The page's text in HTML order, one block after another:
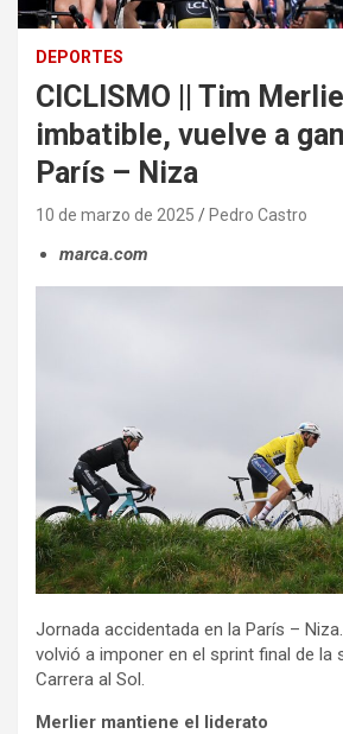
DEPORTES
CICLISMO || Tim
imbatible, vuelve a
París – Niza
10 de marzo de 2025 Pedro Castro
marca.com
Jornada accidentada en la París –
volvió a imponer en el sprint final de la
Carrera al Sol.
Merlier mantiene el liderato